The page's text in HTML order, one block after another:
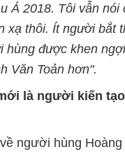
Á 2018. Tôi vẫn nói
xạ thôi. Ít người bắt
hùng được khen
Văn Toản hơn".
là người kiến
người hùng